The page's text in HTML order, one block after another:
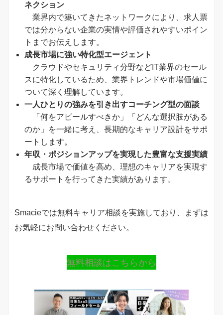
ネクション
業界内で築いてきたネットワークにより、求人票
では分からない企業の実情や評価されやすいポイン
トまでお伝えします。
成長市場に強い特化型エージェント
クラウドやセキュリティ分野などIT業界のセール
スに特化しているため、業界トレンドや市場価値に
ついて深く理解しています。
一人ひとりの強みを引き出すコーチング型の面談
「何をアピールすべきか」「どんな選択肢がある
のか」を一緒に考え、長期的なキャリア設計をサポ
ートします。
年収・ポジションアップを実現した豊富な支援実績
成長市場で価値を高め、理想のキャリアを実現す
るサポートを行ってきた実績があります。
Smacieでは無料キャリア相談を実施しており、まずは
お気軽にお問い合わせください。
無料相談はこちらから